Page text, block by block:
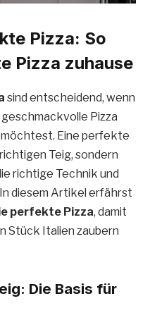
Pizza: So
Pizza zuhause
sind entscheidend, wenn
Pizza
Eine perfekte
Teig, sondern
richtige Technik und
diesem Artikel erfährst
perfekte Pizza, damit
Stück Italien zaubern
Die Basis für